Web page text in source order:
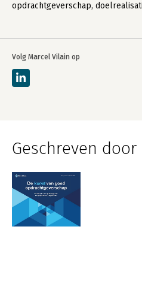
Volg Marcel Vilain op
opdrachtgeverschap,
Geschreven